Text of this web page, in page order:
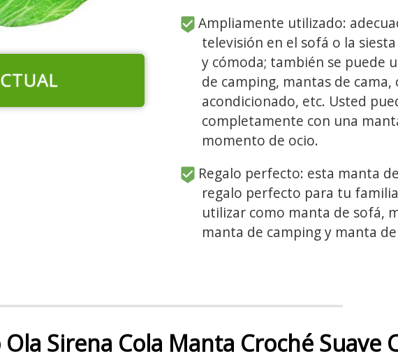
Ampliamente utilizado:
televisión en el sofá o la
y cómoda; también se puede
de camping, mantas de cama,
acondicionado, etc. Usted
completamente con una
momento de ocio.
Regalo perfecto: esta manta
regalo perfecto para tu
utilizar como manta de sofá,
manta de camping y manta
Sirena Cola Manta Croché Suave